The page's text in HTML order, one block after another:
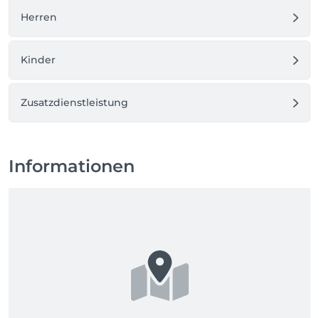
Herren
Kinder
Zusatzdienstleistung
Informationen